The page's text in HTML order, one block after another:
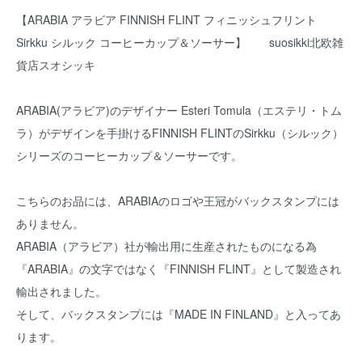
【ARABIA アラビア FINNISH FLINT フィニッシュフリント
Sirkku シルック コーヒーカップ＆ソーサー】 suosikki北欧雑
貨店スオシッキ
ARABIA(アラビア)のデザイナー Esteri Tomula（エステリ・トム
ラ）がデザインを手掛けるFINNISH FLINTのSirkku（シルック）
シリーズのコーヒーカップ＆ソーサーです。
こちらのお品には、ARABIAのロゴや王冠がバックスタンプには
ありません。
ARABIA（アラビア）社が輸出用に生産されたものになる為
『ARABIA』の文字ではなく『FINNISH FLINT』として製造され
輸出されました。
そして、バックスタンプには『MADE IN FINLAND』と入ってあ
ります。